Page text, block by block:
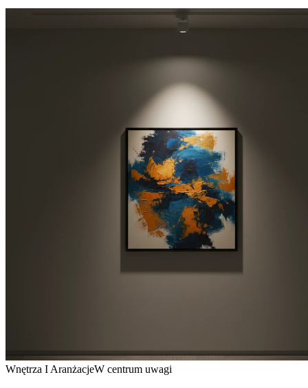
Wnętrza I AranżacjeW centrum uwagi